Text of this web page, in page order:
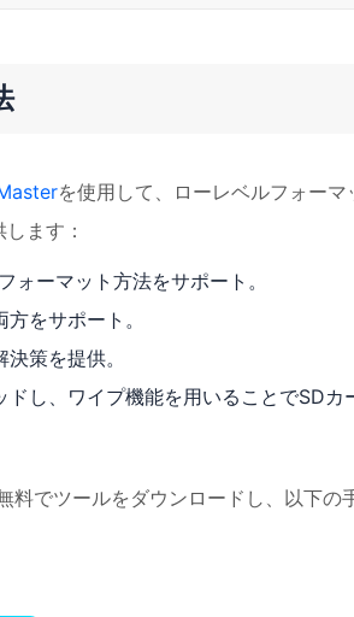
を使用して、ローレベルフォーマ
ます：
ーマット方法をサポート。
をサポート。
策を提供。
し、ワイプ機能を用いることでSDカ
料でツールをダウンロードし、以下の